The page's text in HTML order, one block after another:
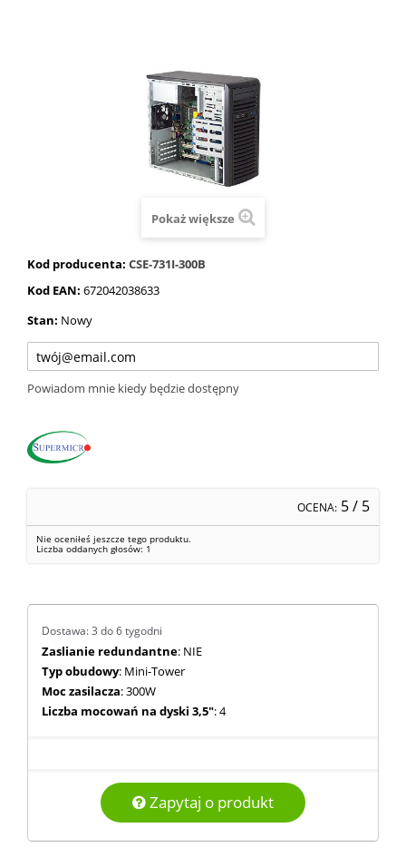
Pokaż większe
Kod producenta: CSE-731I-300B
Kod EAN: 672042038633
Stan: Nowy
Powiadom mnie kiedy będzie dostępny
OCENA: 5/ 5
Nie oceniłeś jeszcze tego produktu.
Liczba oddanych głosów: 1
Dostawa: 3 do 6 tygodni
Zaslianie redundantne: NIE
Typ obudowy: Mini-Tower
Moc zasilacza: 300W
Liczba mocowań na dyski 3,5": 4
Zapytaj o produkt